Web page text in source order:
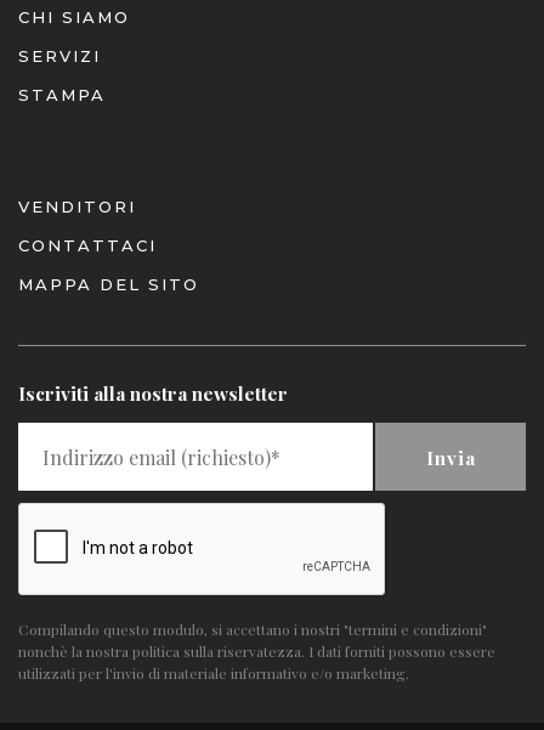
CHI SIAMO
SERVIZI
STAMPA
VENDITORI
CONTATTACI
MAPPA DEL SITO
Iscriviti alla nostra newsletter
Invia
Compilando questo modulo, si accettano i nostri "termini e condizioni"
nonchè la nostra politica sulla riservatezza. I dati forniti possono essere
utilizzati per l'invio di materiale informativo e/o marketing.